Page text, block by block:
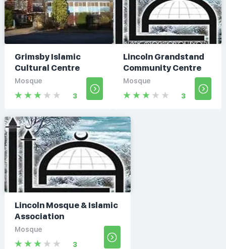
Grimsby Islamic
Cultural Centre
Mosque
3
Lincoln Grandstand
Community Centre
Mosque
3
Lincoln Mosque & Islamic
Association
Mosque
3